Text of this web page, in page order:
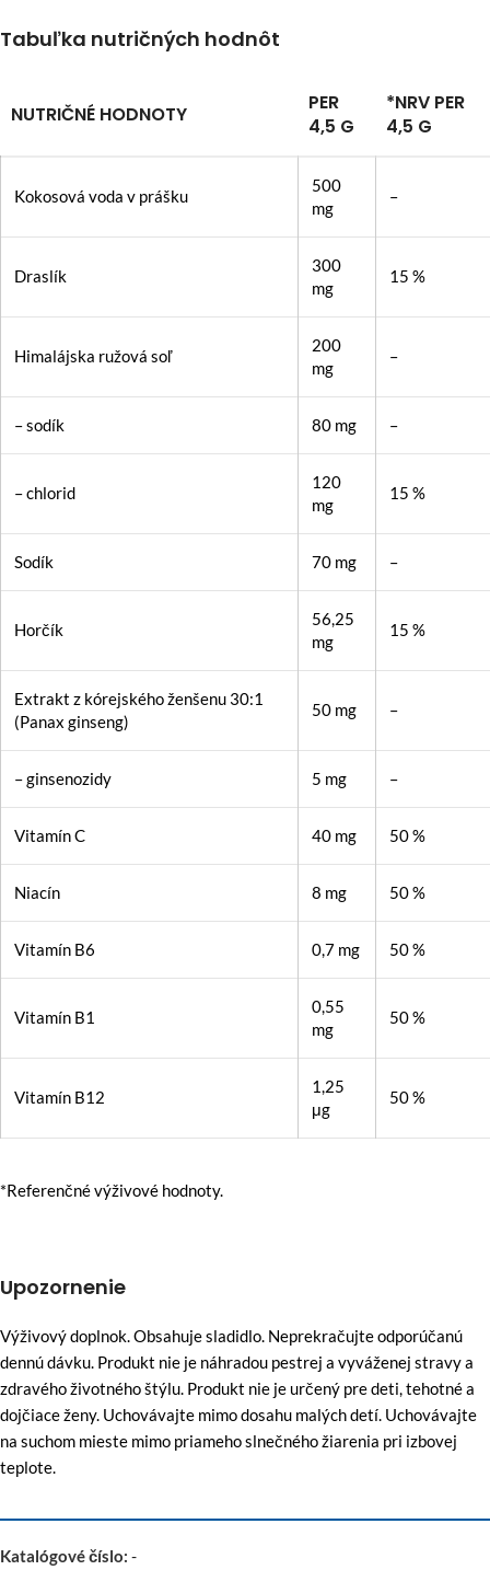
Tabuľka nutričných hodnôt
NUTRIČNÉ HODNOTY
PER
4,5 G
*NRV PER
4,5 G
Kokosová voda v prášku
500
mg
–
Draslík
300
mg
15 %
Himalájska ružová soľ
200
mg
–
– sodík 80 mg –
– chlorid
120
mg
15 %
Sodík 70 mg –
Horčík
56,25
mg
15 %
Extrakt z kórejského ženšenu 30:1
(Panax ginseng)
50 mg –
– ginsenozidy 5 mg –
Vitamín C 40 mg 50 %
Niacín 8 mg 50 %
Vitamín B6 0,7 mg 50 %
Vitamín B1
0,55
mg
50 %
Vitamín B12
1,25
μg
50 %
*Referenčné výživové hodnoty.
Upozornenie
Výživový doplnok. Obsahuje sladidlo. Neprekračujte odporúčanú
dennú dávku. Produkt nie je náhradou pestrej a vyváženej stravy a
zdravého životného štýlu. Produkt nie je určený pre deti, tehotné a
dojčiace ženy. Uchovávajte mimo dosahu malých detí. Uchovávajte
na suchom mieste mimo priameho slnečného žiarenia pri izbovej
teplote.
Katalógové číslo: -